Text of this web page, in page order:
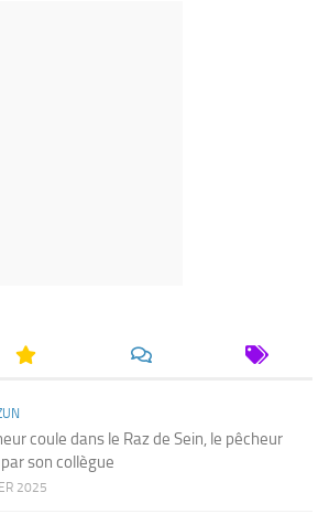
coule dans le Raz de Sein, le pêcheur
son collègue
2025